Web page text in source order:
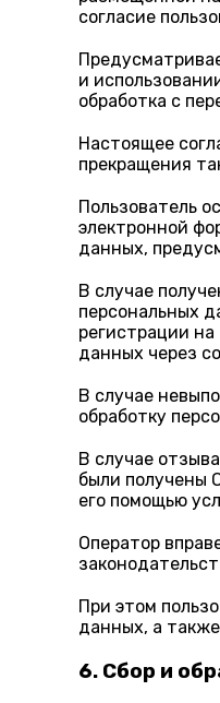
согласие
и
обработка с
Настоящее
прекращения
Пользователь
электронной
данных,
В случае
персональных
регистрации
данных через
В случае
обработку
В случае
были получены
его помощью
Оператор
При этом
данных, а
6. Сбор и